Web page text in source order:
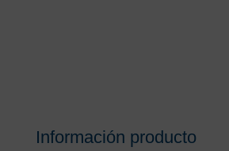
Información producto